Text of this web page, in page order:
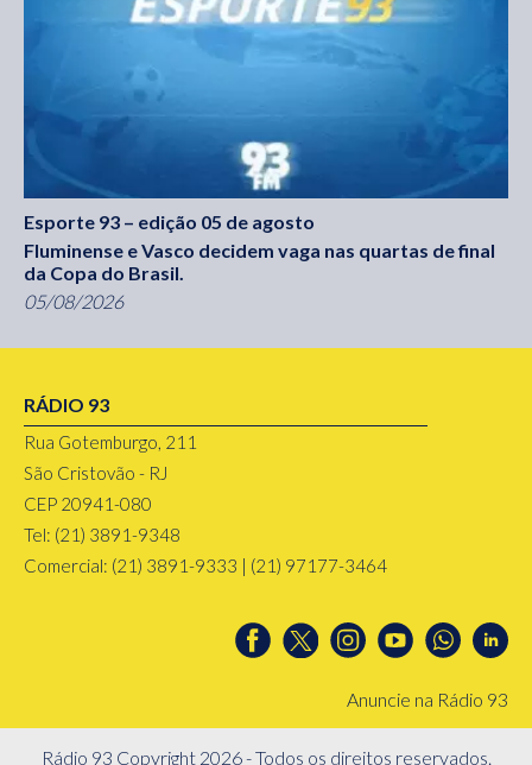
Esporte 93 – edição 05 de agosto
Fluminense e Vasco decidem vaga nas quartas de final
da Copa do Brasil.
05/08/2026
RÁDIO 93
Rua Gotemburgo, 211
São Cristovão - RJ
CEP 20941-080
Tel: (21) 3891-9348
Comercial: (21) 3891-9333 | (21) 97177-3464
Anuncie na Rádio 93
Rádio 93 Copyright 2026 - Todos os direitos reservados.